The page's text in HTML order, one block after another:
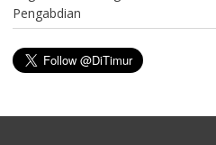
Pengabdian